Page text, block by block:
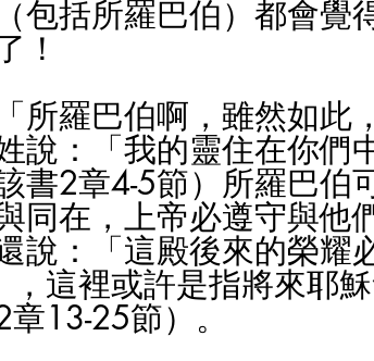
包括所羅巴伯）都會覺
！
所羅巴伯啊，雖然如此
說：「我的靈住在你們
書2章4-5節）所羅巴伯
同在，上帝必遵守與他
說：「這殿後來的榮耀
，這裡或許是指將來耶
章13-25節）。